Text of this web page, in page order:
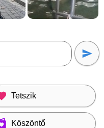
Tetszik
Köszöntő